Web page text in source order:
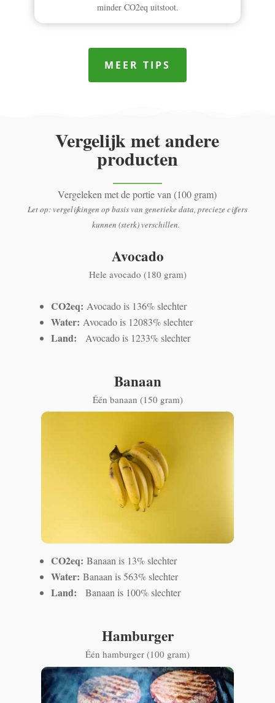
minder CO2eq uitstoot.
MEER TIPS
Vergelijk met andere
producten
Vergeleken met de portie van (100 gram)
Let op: vergelijkingen op basis van generieke data, precieze cijfers
kunnen (sterk) verschillen.
Avocado
Hele avocado (180 gram)
CO2eq:Avocado is 136% slechter
Water:Avocado is 12083% slechter
Land:Avocado is 1233% slechter
Banaan
Één banaan (150 gram)
CO2eq:Banaan is 13% slechter
Water:Banaan is 563% slechter
Land:Banaan is 100% slechter
Hamburger
Één hamburger (100 gram)